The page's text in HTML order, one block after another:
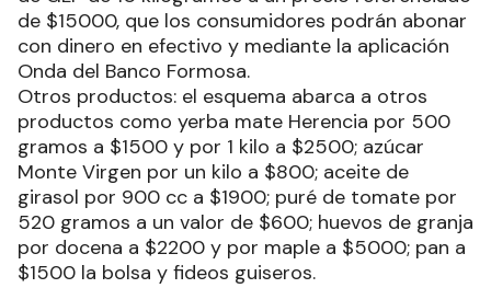
de $15000, que los consumidores podrán abonar
con dinero en efectivo y mediante la aplicación
Onda del Banco Formosa.
Otros productos: el esquema abarca a otros
productos como yerba mate Herencia por 500
gramos a $1500 y por 1 kilo a $2500; azúcar
Monte Virgen por un kilo a $800; aceite de
girasol por 900 cc a $1900; puré de tomate por
520 gramos a un valor de $600; huevos de granja
por docena a $2200 y por maple a $5000; pan a
$1500 la bolsa y fideos guiseros.